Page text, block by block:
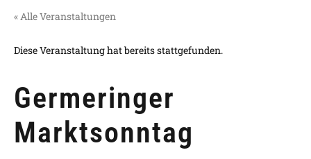
« Alle Veranstaltungen
Diese Veranstaltung hat bereits stattgefunden.
Germeringer
Marktsonntag